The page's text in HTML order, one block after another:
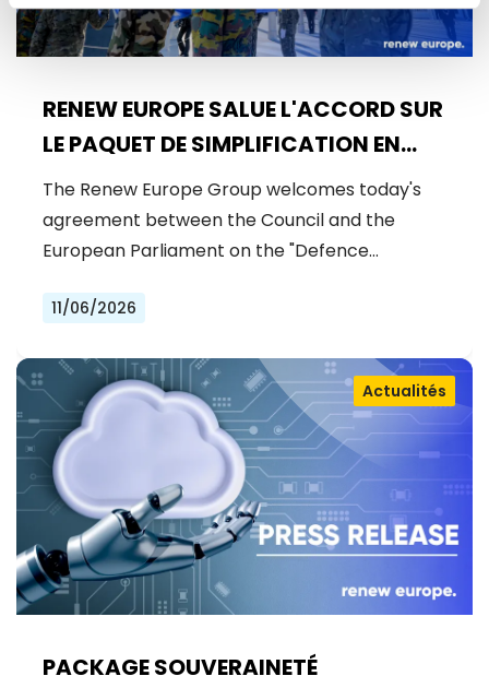
RENEW EUROPE SALUE L'ACCORD SUR
LE PAQUET DE SIMPLIFICATION EN
MATIÈRE DE DÉFENSE
The Renew Europe Group welcomes today's
agreement between the Council and the
European Parliament on the "Defence…
11/06/2026
PACKAGE SOUVERAINETÉ
Actualités